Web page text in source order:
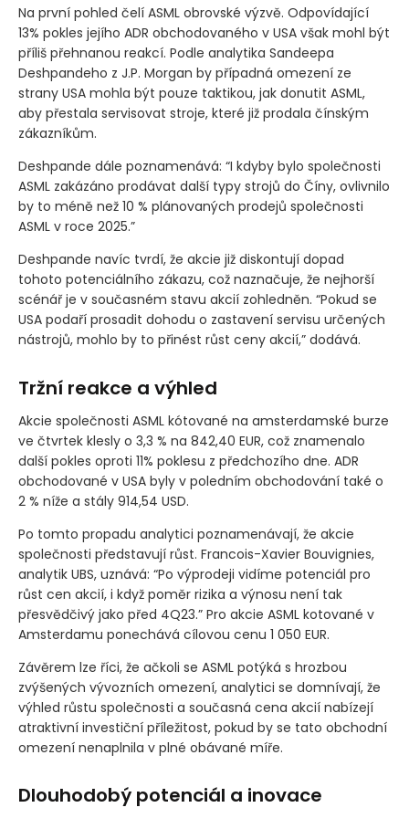
Na první pohled čelí ASML obrovské výzvě. Odpovídající
13% pokles jejího ADR obchodovaného v USA však mohl být
příliš přehnanou reakcí. Podle analytika Sandeepa
Deshpandeho z J.P. Morgan by případná omezení ze
strany USA mohla být pouze taktikou, jak donutit ASML,
aby přestala servisovat stroje, které již prodala čínským
zákazníkům.
Deshpande dále poznamenává: “I kdyby bylo společnosti
ASML zakázáno prodávat další typy strojů do Číny, ovlivnilo
by to méně než 10 % plánovaných prodejů společnosti
ASML v roce 2025.”
Deshpande navíc tvrdí, že akcie již diskontují dopad
tohoto potenciálního zákazu, což naznačuje, že nejhorší
scénář je v současném stavu akcií zohledněn. “Pokud se
USA podaří prosadit dohodu o zastavení servisu určených
nástrojů, mohlo by to přinést růst ceny akcií,” dodává.
Tržní reakce a výhled
Akcie společnosti ASML kótované na amsterdamské burze
ve čtvrtek klesly o 3,3 % na 842,40 EUR, což znamenalo
další pokles oproti 11% poklesu z předchozího dne. ADR
obchodované v USA byly v poledním obchodování také o
2 % níže a stály 914,54 USD.
Po tomto propadu analytici poznamenávají, že akcie
společnosti představují růst. Francois-Xavier Bouvignies,
analytik UBS, uznává: “Po výprodeji vidíme potenciál pro
růst cen akcií, i když poměr rizika a výnosu není tak
přesvědčivý jako před 4Q23.” Pro akcie ASML kotované v
Amsterdamu ponechává cílovou cenu 1 050 EUR.
Závěrem lze říci, že ačkoli se ASML potýká s hrozbou
zvýšených vývozních omezení, analytici se domnívají, že
výhled růstu společnosti a současná cena akcií nabízejí
atraktivní investiční příležitost, pokud by se tato obchodní
omezení nenaplnila v plné obávané míře.
Dlouhodobý potenciál a inovace